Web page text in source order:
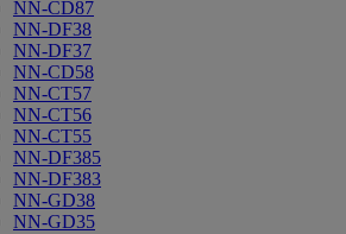
NN-CD87
NN-DF38
NN-DF37
NN-CD58
NN-CT57
NN-CT56
NN-CT55
NN-DF385
NN-DF383
NN-GD38
NN-GD35